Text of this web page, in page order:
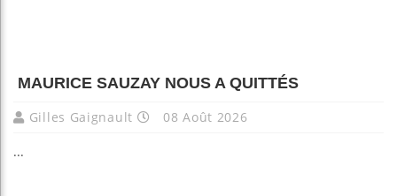
MAURICE SAUZAY NOUS A QUITTÉS
Gilles Gaignault 08 Août 2026
...